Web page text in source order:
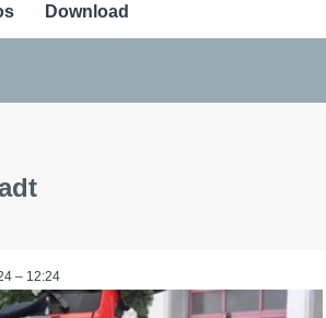
Download
– 12:24